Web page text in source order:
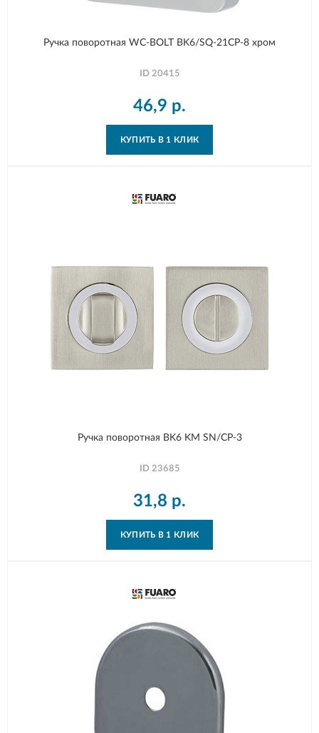
Ручка поворотная WC-BOLT BK6/SQ-21CP-8 хром
ID 20415
46,9 р.
КУПИТЬ В 1 КЛИК
Ручка поворотная BK6 KM SN/CP-3
ID 23685
31,8 р.
КУПИТЬ В 1 КЛИК